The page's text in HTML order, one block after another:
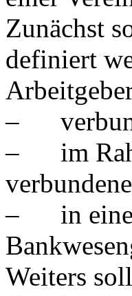
Zunächst
definiert
–
– im
– in
Weiters